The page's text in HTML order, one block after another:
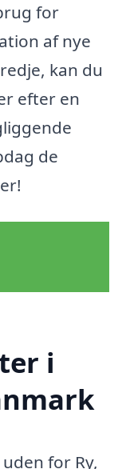
for
af nye
kan du
efter en
de
i
for Ry,